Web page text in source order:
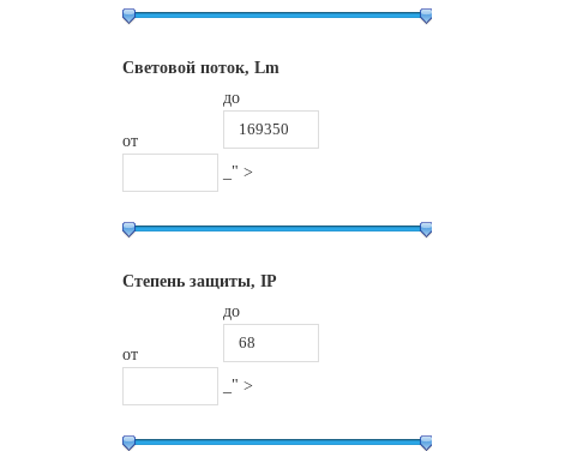
Световой поток, Lm
от
до
_" >
Степень защиты, IP
от
до
_" >